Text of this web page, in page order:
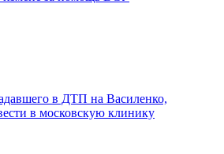
в ДТП на Василенко,
в московскую клинику